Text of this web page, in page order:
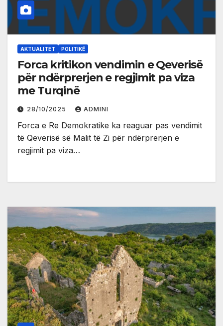
AKTUALITET POLITIKË
Forca kritikon vendimin e Qeverisë
për ndërprerjen e regjimit pa viza
me Turqinë
28/10/2025 ADMINI
Forca e Re Demokratike ka reaguar pas vendimit
të Qeverisë së Malit të Zi për ndërprerjen e
regjimit pa viza…